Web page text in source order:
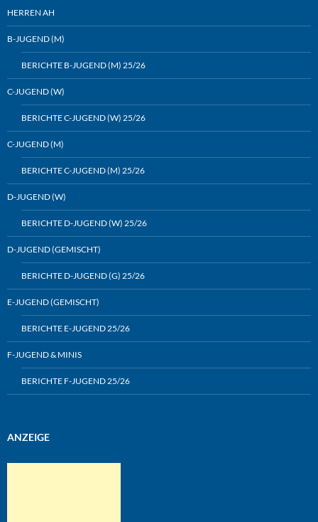
HERREN AH
B-JUGEND (M)
BERICHTE B-JUGEND (M) 25/26
C-JUGEND (W)
BERICHTE C-JUGEND (W) 25/26
C-JUGEND (M)
BERICHTE C-JUGEND (M) 25/26
D-JUGEND (W)
BERICHTE D-JUGEND (W) 25/26
D-JUGEND (GEMISCHT)
BERICHTE D-JUGEND (G) 25/26
E-JUGEND (GEMISCHT)
BERICHTE E-JUGEND 25/26
F-JUGEND & MINIS
BERICHTE F-JUGEND 25/26
ANZEIGE